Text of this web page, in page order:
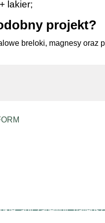
lakier;
projekt?
breloki, magnesy oraz
aby zapewnić